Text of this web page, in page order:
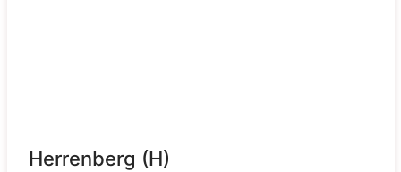
Herrenberg (H)